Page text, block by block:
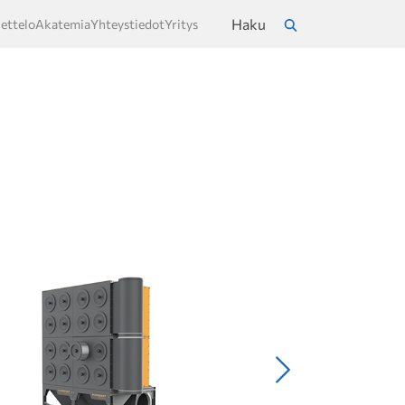
AkatemiaYhteystiedotYritys
Haku
Seuraava